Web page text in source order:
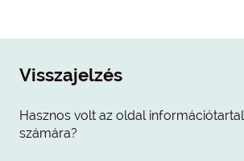
Visszajelzés
Hasznos volt az oldal
számára?